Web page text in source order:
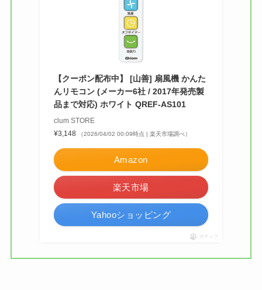
【クーポン配布中】 [山善] 扇風機 かんた
んリモコン (メーカー6社 / 2017年発売製
品まで対応) ホワイト QREF-AS101
clum STORE
¥3,148
（2026/04/02 00:09時点 | 楽天市場調べ）
Amazon
楽天市場
Yahooショッピング
ポチップ